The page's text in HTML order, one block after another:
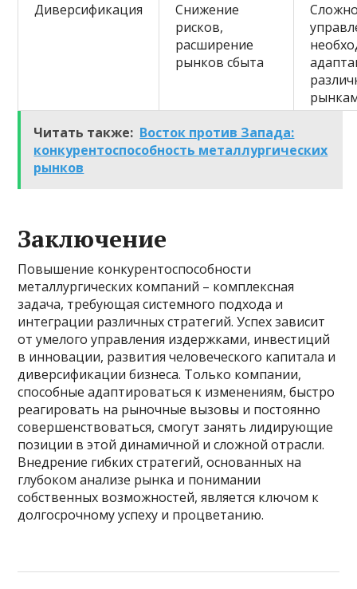
Диверсификация
Снижение
рисков,
расширение
рынков сбыта
Читать также: Восток против Запада:
конкурентоспособность металлургических
рынков
Заключение
Повышение конкурентоспособности
металлургических компаний – комплексная
задача, требующая системного подхода и
интеграции различных стратегий. Успех зависит
от умелого управления издержками, инвестиций
в инновации, развития человеческого капитала и
диверсификации бизнеса. Только компании,
способные адаптироваться к изменениям, быстро
реагировать на рыночные вызовы и постоянно
совершенствоваться, смогут занять лидирующие
позиции в этой динамичной и сложной отрасли.
Внедрение гибких стратегий, основанных на
глубоком анализе рынка и понимании
собственных возможностей, является ключом к
долгосрочному успеху и процветанию.